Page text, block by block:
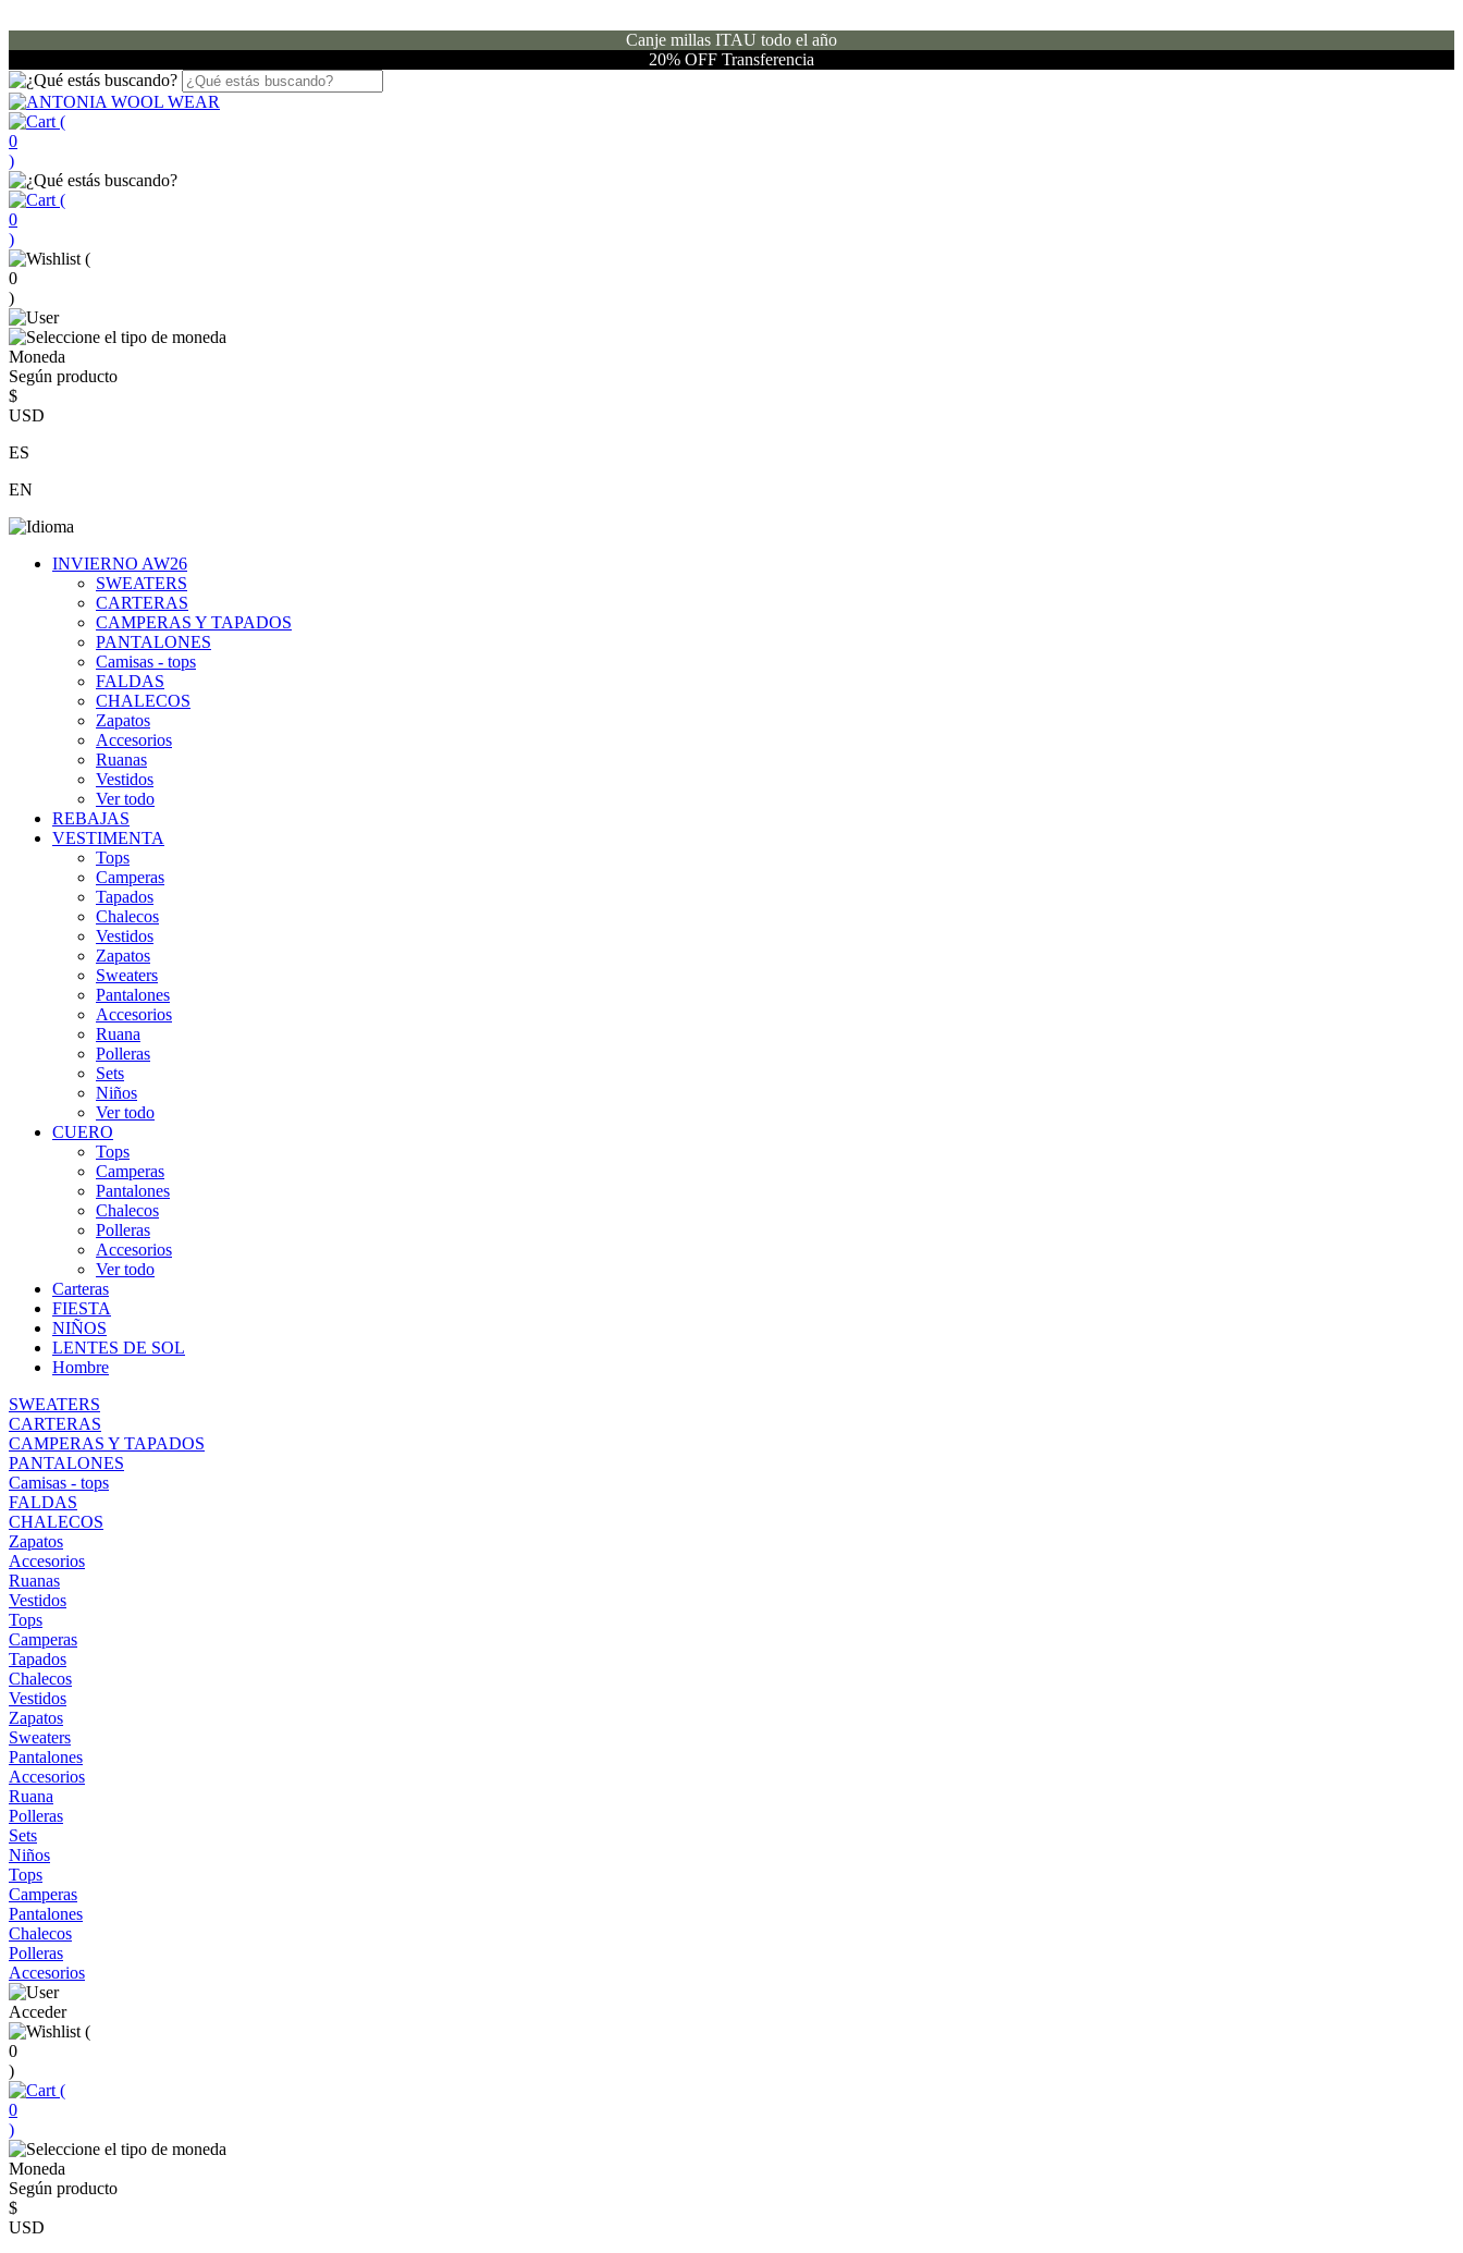
Canje millas ITAU todo el año
20% OFF Transferencia
(
0
)
(
0
)
(
0
)
Moneda
Según producto
$
USD
ES
EN
INVIERNO AW26
SWEATERS
CARTERAS
CAMPERAS Y TAPADOS
PANTALONES
Camisas - tops
FALDAS
CHALECOS
Zapatos
Accesorios
Ruanas
Vestidos
Ver todo
REBAJAS
VESTIMENTA
Tops
Camperas
Tapados
Chalecos
Vestidos
Zapatos
Sweaters
Pantalones
Accesorios
Ruana
Polleras
Sets
Niños
Ver todo
CUERO
Tops
Camperas
Pantalones
Chalecos
Polleras
Accesorios
Ver todo
Carteras
FIESTA
NIÑOS
LENTES DE SOL
Hombre
SWEATERS
CARTERAS
CAMPERAS Y TAPADOS
PANTALONES
Camisas - tops
FALDAS
CHALECOS
Zapatos
Accesorios
Ruanas
Vestidos
Tops
Camperas
Tapados
Chalecos
Vestidos
Zapatos
Sweaters
Pantalones
Accesorios
Ruana
Polleras
Sets
Niños
Tops
Camperas
Pantalones
Chalecos
Polleras
Accesorios
Acceder
(
0
)
(
0
)
Moneda
Según producto
$
USD